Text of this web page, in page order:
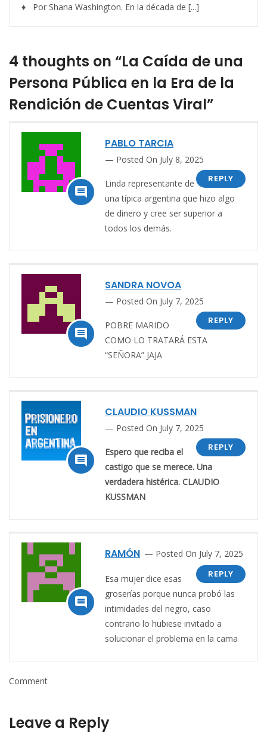
♦ Por Shana Washington. En la década de [...]
4 thoughts on “La Caída de una
Persona Pública en la Era de la
Rendición de Cuentas Viral”

PABLO TARCIA
Posted On July 8, 2025
REPLY
Linda representante de
una típica argentina que hizo algo
de dinero y cree ser superior a
todos los demás.

SANDRA NOVOA
Posted On July 7, 2025
REPLY
POBRE MARIDO
COMO LO TRATARÁ ESTA
“SEÑORA” JAJA

CLAUDIO KUSSMAN
Posted On July 7, 2025
REPLY
Espero que reciba el
castigo que se merece. Una
verdadera histérica. CLAUDIO
KUSSMAN

RAMÓN
Posted On July 7, 2025
REPLY
Esa mujer dice esas
groserías porque nunca probó las
intimidades del negro, caso
contrario lo hubiese invitado a
solucionar el problema en la cama
Comment
Leave a Reply